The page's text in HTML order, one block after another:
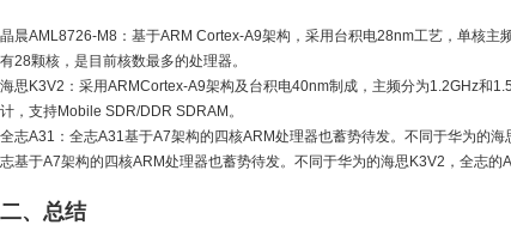
晶晨AML8726-M8：基于ARM Cortex-A9架构，采用台积电28nm工艺，单核
有28颗核，是目前核数最多的处理器。
海思K3V2：采用ARMCortex-A9架构及台积电40nm制成，主频分为1.2GHz和
计，支持Mobile SDR/DDR SDRAM。
全志A31：全志A31基于A7架构的四核ARM处理器也蓄势待发。不同于华为的
志基于A7架构的四核ARM处理器也蓄势待发。不同于华为的海思K3V2，全志
二、总结